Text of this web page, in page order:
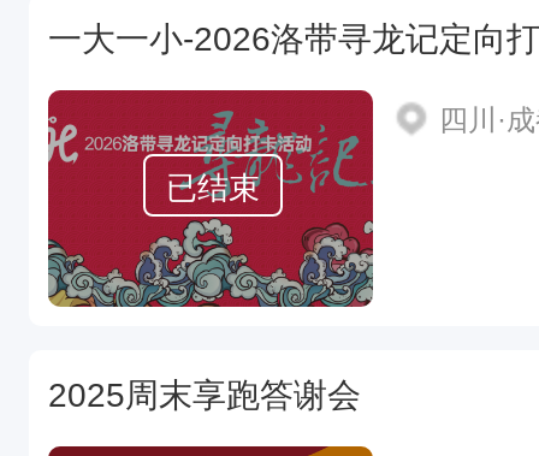
一大一小-2026洛带寻龙记定向
已结束
四川·
2025周末享跑答谢会